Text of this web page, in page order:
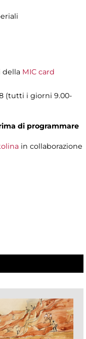
della MIC card
(tutti i giorni 9.00-
di programmare
in collaborazione